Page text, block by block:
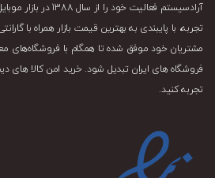
آرادسیستم فعالیت خود
تجربه، با پایبندی به بهترین قیمت بازار همراه با
مشتریان خود موفق شده تا همگام با فروشگاه‌های
فروشگاه های ایران تبدیل شود. خرید امن کالا های
تجربه کنید.